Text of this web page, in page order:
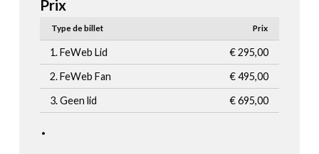
Prix
Type de billet Prix
1. FeWeb Lid
€ 295,00
2. FeWeb Fan
€ 495,00
3. Geen lid
€ 695,00